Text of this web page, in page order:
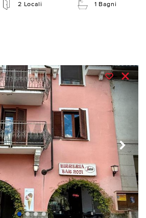
2 Locali 1 Bagni